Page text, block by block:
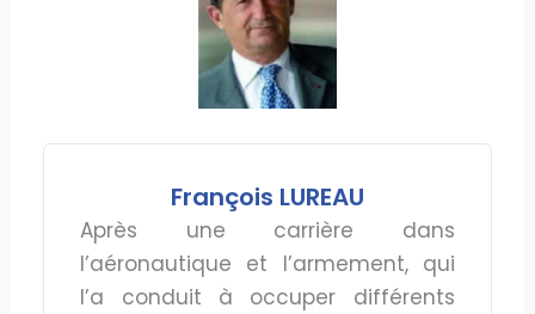
François LUREAU
Après une carrière dans
l’aéronautique et l’armement, qui
l’a conduit à occuper différents